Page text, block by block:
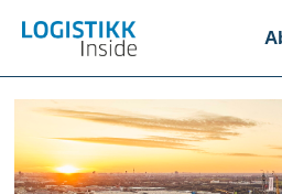
Emne:
maskiner